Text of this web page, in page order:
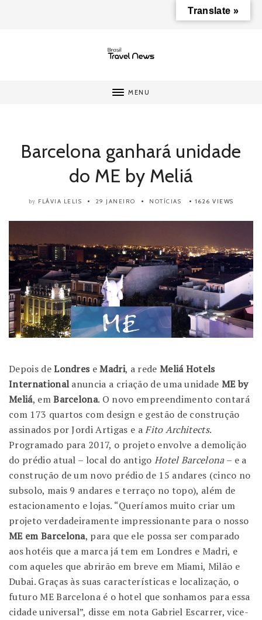
MENU
Barcelona ganhará unidade
do ME by Meliá
by FLÁVIA LELIS 29 JANEIRO NOTÍCIAS 1626 VIEWS
Depois deLondreseMadri, a rede Meliá Hotels
Internationalanuncia a criação de uma unidadeME by
Meliá, emBarcelona. O novo empreendimento contará
com 173 quartos com design e gestão de construção
assinados por Jordi Artigas e aFito Architects.
Programado para 2017, o projeto envolve a demolição
do prédio atual – local do antigo Hotel Barcelona– e a
construção de um novo prédio de 15 andares (cinco no
subsolo, mais 9 andares e terraço no topo), além de
estacionamento e lojas. “Queríamos muito criar um
projeto verdadeiramente impressionante para o nosso
ME em Barcelona, para que ele possa ser comparado
aos hotéis que a marca já tem em Londres e Madri, e
com aqueles que abrirão em breve em Miami, Milão e
Dubai. Graças às suas características e localização, o
futuro ME Barcelona é o hotel que sonhamos para essa
cidade universal”, disse em nota Gabriel Escarrer, vice-
Translate »